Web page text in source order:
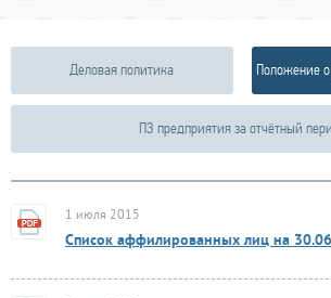
Деловая политика Положение
ПЗ предприятия за отчётный
1 июля 2015
Список аффилированных лиц на